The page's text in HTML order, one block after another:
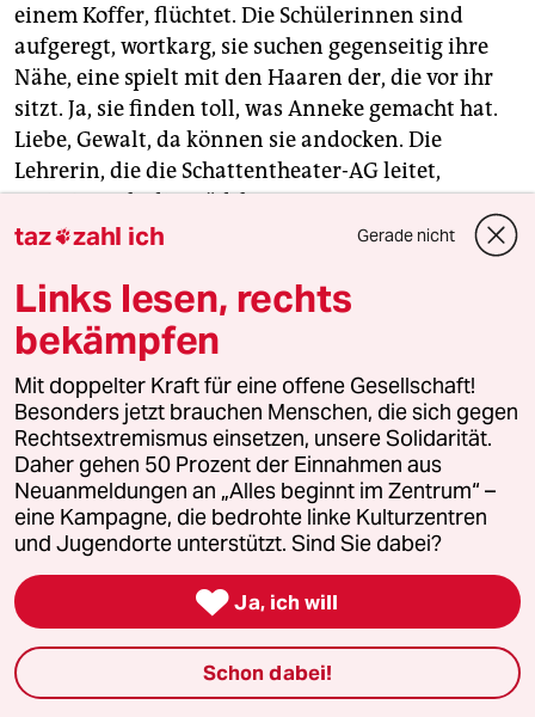
einem Koffer, flüchtet. Die Schülerinnen sind
aufgeregt, wortkarg, sie suchen gegenseitig ihre
Nähe, eine spielt mit den Haaren der, die vor ihr
sitzt. Ja, sie finden toll, was Anneke gemacht hat.
Liebe, Gewalt, da können sie andocken. Die
Lehrerin, die die Schattentheater-AG leitet,
assistiert, als die Mädchen verstummen. „Gut
fanden sie“, sagt sie, „dass sich Anneke auch in
Frauen verliebt hat. Das hat sie beeindruckt.“ Und
sie erzählt noch, dass sie Geschichte studierte, aber
von Mathilde Franziska Anneke dabei nie erfuhr.
Die Engagierten stärken
Der drohende Erfolg der AfD bei den kommenden
Landtagswahlen zeigt, wie stark rechtsextreme
Kräfte inzwischen geworden sind. Gerade jetzt
braucht es Zusammenhalt und Solidarität. Auch
und vor allem mit den Menschen, die sich vor Ort
für eine starke Zivilgesellschaft einsetzen. Die taz
kooperiert deshalb mit "Alles beginnt im
taz zahl ich Gerade nicht
Links lesen, rechts
bekämpfen
Mit doppelter Kraft für eine offene Gesellschaft!
Besonders jetzt brauchen Menschen, die sich gegen
Rechtsextremismus einsetzen, unsere Solidarität.
Daher gehen 50 Prozent der Einnahmen aus
Neuanmeldungen an „Alles beginnt im Zentrum“ –
eine Kampagne, die bedrohte linke Kulturzentren
und Jugendorte unterstützt. Sind Sie dabei?
 Ja, ich will
Schon dabei!